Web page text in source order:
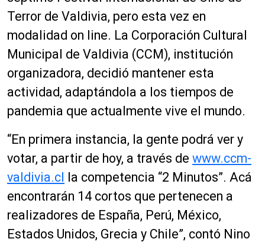
Terror de Valdivia, pero esta vez en
modalidad on line. La Corporación Cultural
Municipal de Valdivia (CCM), institución
organizadora, decidió mantener esta
actividad, adaptándola a los tiempos de
pandemia que actualmente vive el mundo.
“En primera instancia, la gente podrá ver y
votar, a partir de hoy, a través de www.ccm-
valdivia.cl la competencia “2 Minutos”. Acá
encontrarán 14 cortos que pertenecen a
realizadores de España, Perú, México,
Estados Unidos, Grecia y Chile”, contó Nino